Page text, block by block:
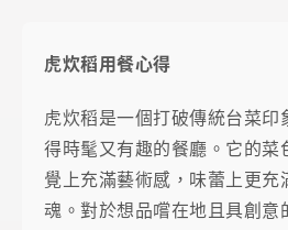
虎炊稻用餐心得
虎炊稻是一個打破傳統台菜印
得時髦又有趣的餐廳。它的菜
覺上充滿藝術感，味蕾上更充
魂。對於想品嚐在地且具創意